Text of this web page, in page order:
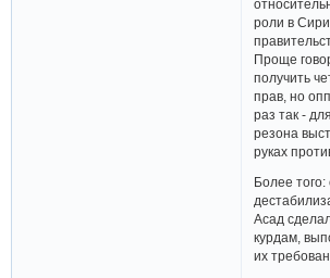
роли в
Проще
получить
прав, но
раз так -
резона
руках
Более
Асад
курдам,
их